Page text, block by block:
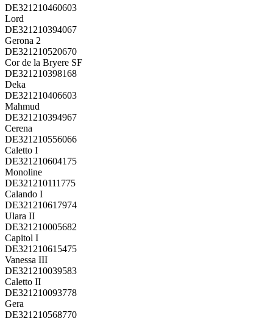
DE321210460603
Lord
DE321210394067
Gerona 2
DE321210520670
Cor de la Bryere SF
DE321210398168
Deka
DE321210406603
Mahmud
DE321210394967
Cerena
DE321210556066
Caletto I
DE321210604175
Monoline
DE321210111775
Calando I
DE321210617974
Ulara II
DE321210005682
Capitol I
DE321210615475
Vanessa III
DE321210039583
Caletto II
DE321210093778
Gera
DE321210568770